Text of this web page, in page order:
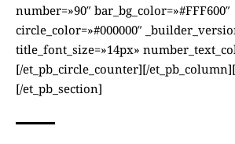
number=»90″ bar_bg_color=»#FFF600″
circle_color=»#000000″
title_font_size=»14px»
[/et_pb_circle_counter][/
[/et_pb_section]